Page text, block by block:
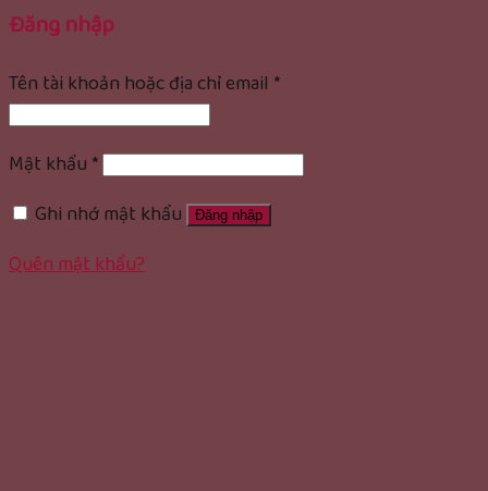
Đăng nhập
Tên tài khoản hoặc địa chỉ email *
Mật khẩu*
Ghi nhớ mật khẩu
Đăng nhập
Quên mật khẩu?